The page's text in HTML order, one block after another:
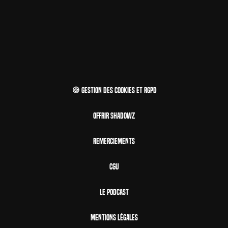
🍪 Gestion des cookies et RGPD
Offrir Shadowz
Remerciements
CGU
Le Podcast
Mentions Légales